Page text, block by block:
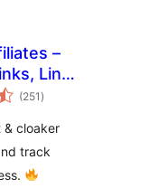
–
Link
Plugin
(251 مجموعی
درجہ
)
& cloaker
track